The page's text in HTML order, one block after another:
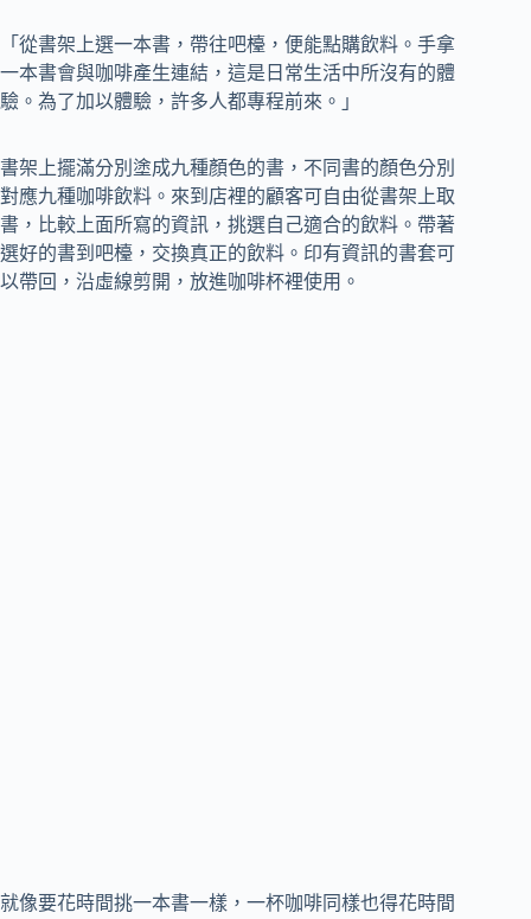
「從書架上選一本書，帶往吧檯，便能點購飲料。手拿
一本書會與咖啡產生連結，這是日常生活中所沒有的體
驗。為了加以體驗，許多人都專程前來。」
書架上擺滿分別塗成九種顏色的書，不同書的顏色分別
對應九種咖啡飲料。來到店裡的顧客可自由從書架上取
書，比較上面所寫的資訊，挑選自己適合的飲料。帶著
選好的書到吧檯，交換真正的飲料。印有資訊的書套可
以帶回，沿虛線剪開，放進咖啡杯裡使用。
就像要花時間挑一本書一樣，一杯咖啡同樣也得花時間